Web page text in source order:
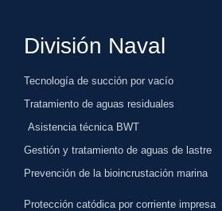
División Naval
Tecnología de succión por vacío
Tratamiento de aguas residuales
Asistencia técnica BWT
Gestión y tratamiento de aguas de lastre
Prevención de la bioincrustación marina
Protección catódica por corriente impresa